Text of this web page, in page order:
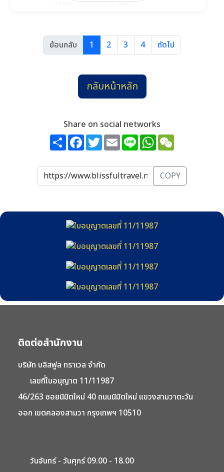
26,888
วันที่ 5-10
26,888
วันที่ 14-19
26,888
วันที่ 19-24
วันที่ 28-3 ธ.ค.
26,888
29,888
วันที่ 31-5 ม.ค.
ย้อนกลับ 1 2 3 4 ถัดไป
กลับหน้าหลัก
Share on social networks
ShareFacebook
TwitterEmailLine WhatsApp
COPY
ติดต่อสำนักงาน
บริษัท บลิสฟูล ทราเวล จำกัด
เลขที่ใบอนุญาต 11/11987
46/263 ซอยนิมิตใหม่ 40 ถนนนิมิตใหม่ แขวงสามวาตะวัน
ออก เขตคลองสามวา กรุงเทพฯ 10510
วันจันทร์ - วันศุกร์ 09.00 - 18.00